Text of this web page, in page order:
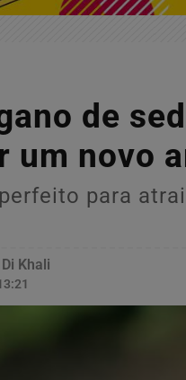
de
um novo
para
Khali